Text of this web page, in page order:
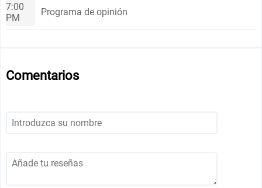
7:00
PM
Programa de opinión
Comentarios